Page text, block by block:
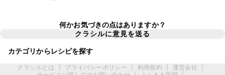
何かお気づきの点はありますか？
クラシルに意見を送る
カテゴリからレシピを探す
クラシルとは プライバシーポリシー 利用規約 運営会社